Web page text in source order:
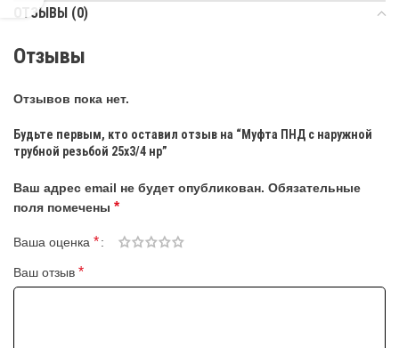
ОТЗЫВЫ (0)
Отзывы
Отзывов пока нет.
Будьте первым, кто оставил отзыв на “Муфта ПНД с наружной
трубной резьбой 25х3/4 нр”
Ваш адрес email не будет опубликован. Обязательные
поля помечены *
Ваша оценка *
Ваш отзыв *